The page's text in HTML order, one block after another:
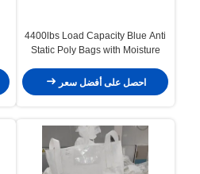
4400lbs Load Capacity Blue Anti
Static Poly Bags with Moisture
احصل على أفضل سعر